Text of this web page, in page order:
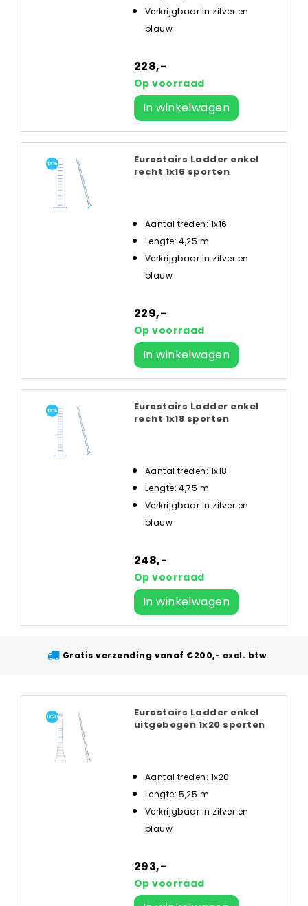
Verkrijgbaar in zilver en
blauw
228,-
Op voorraad
In winkelwagen
Eurostairs Ladder enkel
recht 1x16 sporten
Aantal treden: 1x16
Lengte: 4,25 m
Verkrijgbaar in zilver en
blauw
229,-
Op voorraad
In winkelwagen
Eurostairs Ladder enkel
recht 1x18 sporten
Aantal treden: 1x18
Lengte: 4,75 m
Verkrijgbaar in zilver en
blauw
248,-
Op voorraad
In winkelwagen
Gratis verzending vanaf €200,- excl. btw
Eurostairs Ladder enkel
uitgebogen 1x20 sporten
Aantal treden: 1x20
Lengte: 5,25 m
Verkrijgbaar in zilver en
blauw
293,-
Op voorraad